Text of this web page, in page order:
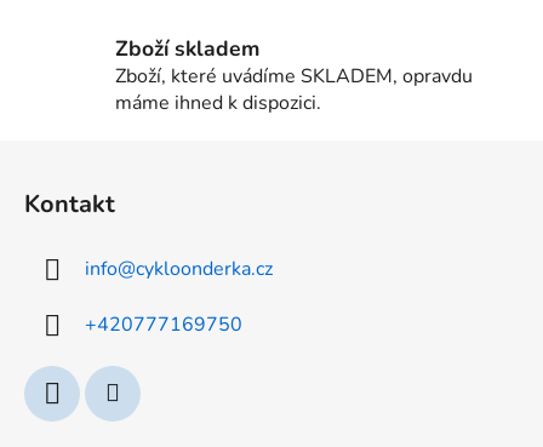
Zboží skladem
Zboží, které uvádíme SKLADEM, opravdu
máme ihned k dispozici.
Kontakt
info@cykloonderka.cz
+420777169750